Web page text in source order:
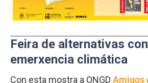
Feira de alternativas
emerxencia climática
Con esta mostra a ONGD Amigos